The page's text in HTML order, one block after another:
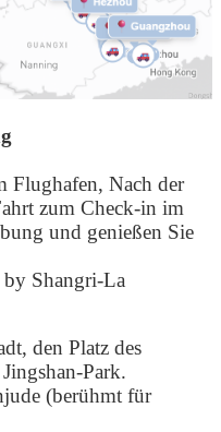
Flughafen, Nach der
zum Check-in im
und genießen Sie
Shangri-La
den Platz des
Park.
(berühmt für